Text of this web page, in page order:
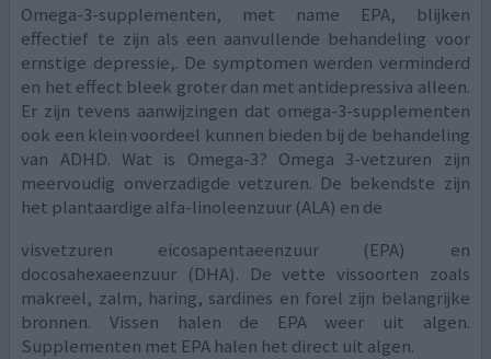
Omega-3-supplementen, met name EPA, blijken
effectief te zijn als een aanvullende behandeling voor
ernstige depressie,. De symptomen werden verminderd
en het effect bleek groter dan met antidepressiva alleen.
Er zijn tevens aanwijzingen dat omega-3-supplementen
ook een klein voordeel kunnen bieden bij de behandeling
van ADHD. Wat is Omega-3? Omega 3-vetzuren zijn
meervoudig onverzadigde vetzuren. De bekendste zijn
het plantaardige alfa-linoleenzuur (ALA) en de
visvetzuren eicosapentaeenzuur (EPA) en
docosahexaeenzuur (DHA). De vette vissoorten zoals
makreel, zalm, haring, sardines en forel zijn belangrijke
bronnen. Vissen halen de EPA weer uit algen.
Supplementen met EPA halen het direct uit algen.